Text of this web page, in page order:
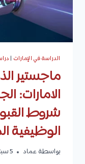
الدراسة في الإمارات |
ماجستير
الامارات:
شروط
الوظيفية
بواسطة عماد 5 سبتمبر، 2024